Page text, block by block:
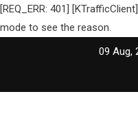
[REQ_ERR: 401]
mode to see the reason.
09 Aug,